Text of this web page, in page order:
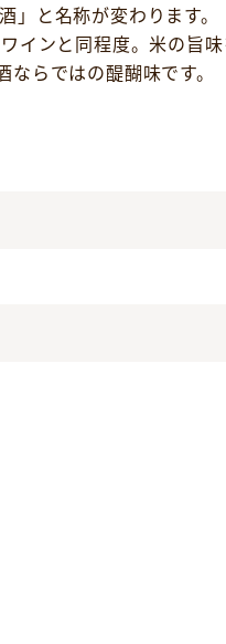
」と名称が変わります。
ンと同程度。米の旨味
らではの醍醐味です。